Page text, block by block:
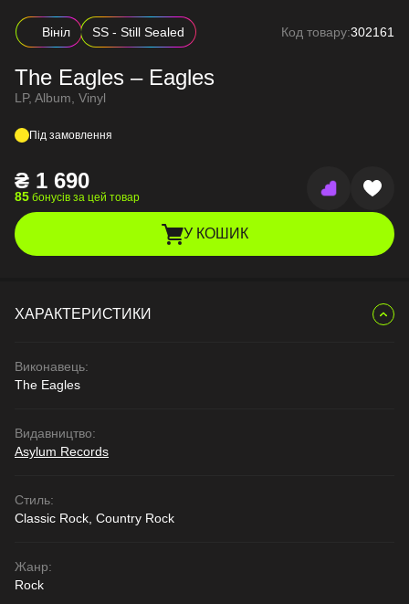
Вініл SS - Still Sealed Код товару:302161
The Eagles – Eagles
LP, Album, Vinyl
Під замовлення
₴ 1 690
85 бонусів за цей товар
У КОШИК
ХАРАКТЕРИСТИКИ
Виконавець:
The Eagles
Видавництво:
Asylum Records
Стиль:
Classic Rock, Country Rock
Жанр:
Rock